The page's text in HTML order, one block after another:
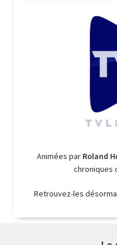
Animées par Roland
chroniques
Retrouvez-les